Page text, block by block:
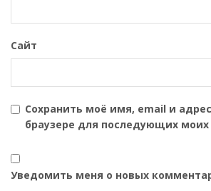
Сайт
Сохранить моё имя, email и
браузере для последующих
Уведомить меня о новых